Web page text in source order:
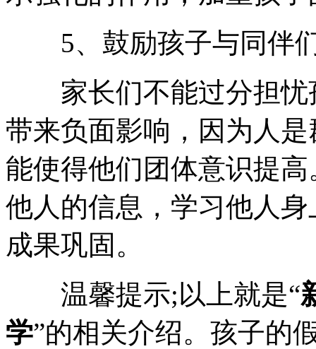
5、鼓励孩子与同伴
家长们不能过分担忧
带来负面影响，因为人
能使得他们团体意识提
他人的信息，学习他人
成果巩固。
温馨提示;以上就是“
学”的相关介绍。孩子的